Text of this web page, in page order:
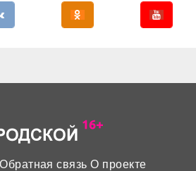
Обратная связь О проекте